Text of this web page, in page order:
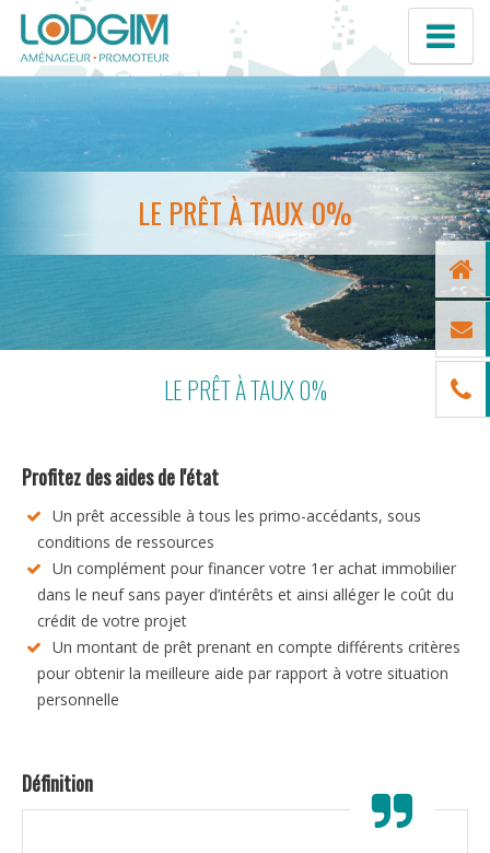
LE PRÊT À TAUX 0%
LE PRÊT À TAUX 0%
Profitez des aides de l'état
Un prêt accessible à tous les primo-accédants, sous
conditions de ressources
Un complément pour financer votre 1er achat immobilier
dans le neuf sans payer d’intérêts et ainsi alléger le coût du
crédit de votre projet
Un montant de prêt prenant en compte différents critères
pour obtenir la meilleure aide par rapport à votre situation
personnelle
Définition